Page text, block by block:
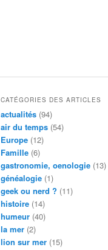
CATÉGORIES DES ARTICLES
actualités(94)
air du temps(54)
Europe(12)
Famille(6)
gastronomie, oenologie(13)
généalogie(1)
geek ou nerd ? (11)
histoire(14)
humeur(40)
la mer(2)
lion sur mer(15)